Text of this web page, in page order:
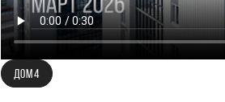
ДОМ 4